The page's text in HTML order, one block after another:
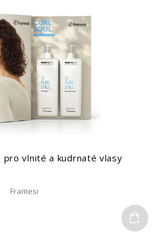
pro vlnité a kudrnaté vlasy
Framesi